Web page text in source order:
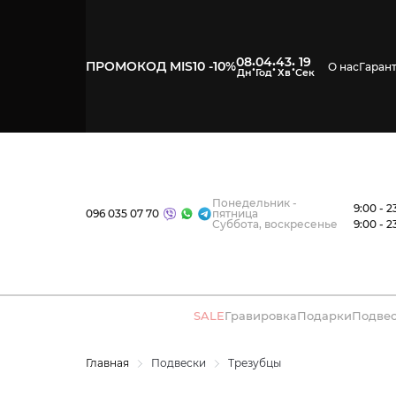
ПРОМОКОД MIS10 -10%08:04:43: 19 О нас
096 035 07 70
Понедельник -
пятница
9:00 -
Суббота, воскресенье
9:00 -
SALEГравировкаПодарки
Главная Подвески Трезубцы